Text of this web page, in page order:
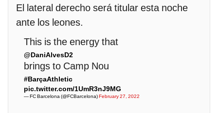
El lateral derecho será titular esta noche
ante los leones.
This is the energy that
@DaniAlvesD2
brings to Camp Nou
#BarçaAthletic
pic.twitter.com/1UmR3nJ9MG
— FC Barcelona (@FCBarcelona)February 27, 2022